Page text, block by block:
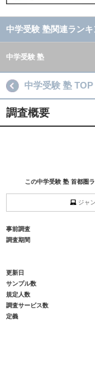
中学受験 塾関連ラン
中学受験 塾
中学受験 塾 TOP
調査概要
この中学受験 塾 首都圏
ジャ
事前調査
調査期間
更新日
サンプル数
規定人数
調査サービス数
定義